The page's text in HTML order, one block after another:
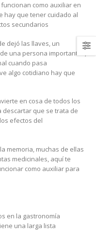
como auxiliar en
hay que tener cuidado al
secundarios
dejó las llaves, un
una persona importantes,
cuando pasa
algo cotidiano hay que
en cosa de todos los
descartar que se trata de
efectos del
memoria, muchas de ellas
medicinales, aquí te
como auxiliar para
en la gastronomía
una larga lista